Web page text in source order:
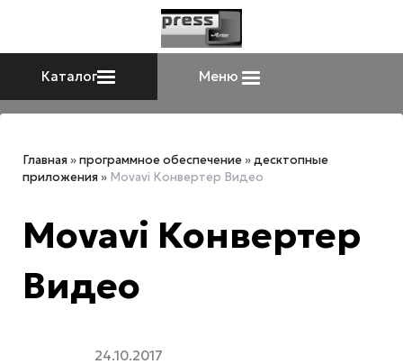
Каталог Меню
Главная »программное обеспечение »десктопные
приложения » Movavi Конвертер Видео
Movavi Конвертер
Видео
24.10.2017